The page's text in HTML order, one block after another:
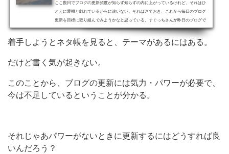
ここ数日でブログの更新頻度が知らず知らずの内に上がっているけれど、それはひ
とえに愛機と戯れているからに違いない。それはさておき、これから毎日のブログ
更新を目標に取り組んでみようかなと思っている。すぐっちさんが昨日のブログで
毎日の更新を目標に掲げられ、共にやろうということでお誘いがあったので受けて
みることにした。自分の性格を鑑みれば毎日の更新を目標に掲げちゃうと更新せね
ば、ネタを探さねばとすぐにねばねば状態に陥り苦しくなるので、本音で言うとお
着手しようとネタ帳を見ると、テーマがあるにはある。
だけど書く気が起きない。
このことから、ブログの更新には気力・パワーが必要で、
今は不足しているということが分かる。
それじゃあパワーがないときに更新するにはどうすれば良
いんだろう？